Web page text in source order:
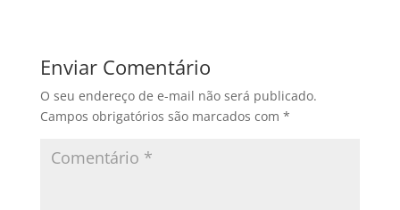
Enviar Comentário
O seu endereço de e-mail não será publicado.
Campos obrigatórios são marcados com *